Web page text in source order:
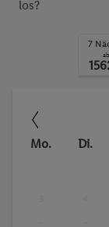
los?
7
ab
Mo. Di.